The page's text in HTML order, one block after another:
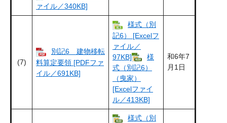
ァイル／340KB]
(7)
別記6 建物移転
料算定要領 [PDFファ
イル／691KB]
様式（別
記6） [Excelフ
ァイル／
97KB]
様
式（別記6）
（曳家）
[Excelファイ
ル／413KB]
和6年7
月1日
様式（別